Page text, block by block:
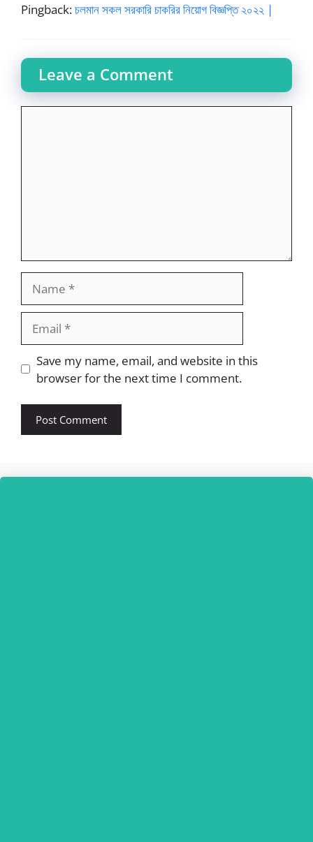
Pingback:চলমান সকল সরকারি চাকরির নিয়োগ বিজ্ঞপ্তি ২০২২ |
Leave a Comment
Website
Save my name, email, and website in this
browser for the next time I comment.